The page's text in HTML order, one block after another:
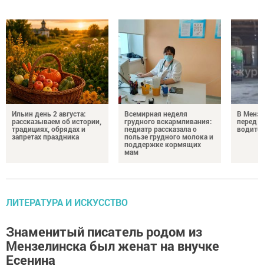
Ильин день 2 августа:
рассказываем об истории,
традициях, обрядах и
запретах праздника
Всемирная неделя
грудного вскармливания:
педиатр рассказала о
пользе грудного молока и
поддержке кормящих
мам
В
перед
ЛИТЕРАТУРА И ИСКУССТВО
Знаменитый писатель родом из
Мензелинска был женат на внучке
Есенина